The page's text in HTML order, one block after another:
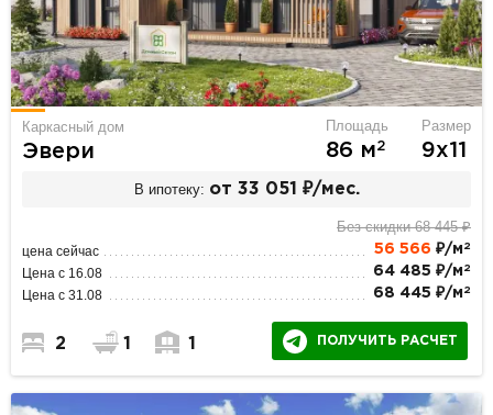
Каркасный дом
Эвери
Площадь
86 м2
Размер
9х11
В ипотеку: от 33 051 ₽/мес.
Без скидки 68 445 ₽
цена сейчас 56 566 ₽/м 2
Цена с 16.08 64 485 ₽/м 2
Цена с 31.08 68 445 ₽/м 2
2 1 1 ПОЛУЧИТЬ РАСЧЕТ